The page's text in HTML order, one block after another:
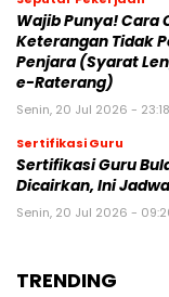
Wajib Punya! Cara
Keterangan Tidak
Penjara (Syarat
e-Raterang)
Senin, 20 Jul 2026 -
Sertifikasi Guru
Sertifikasi Guru
Dicairkan, Ini
Senin, 20 Jul 2026 -
TRENDING